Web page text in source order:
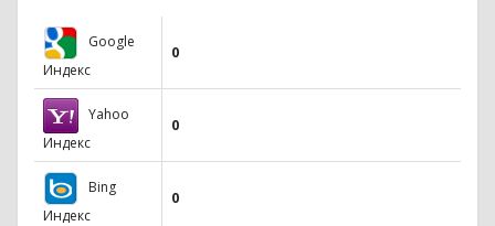
Google
Индекс
0
Yahoo
Индекс
0
Bing
Индекс
0